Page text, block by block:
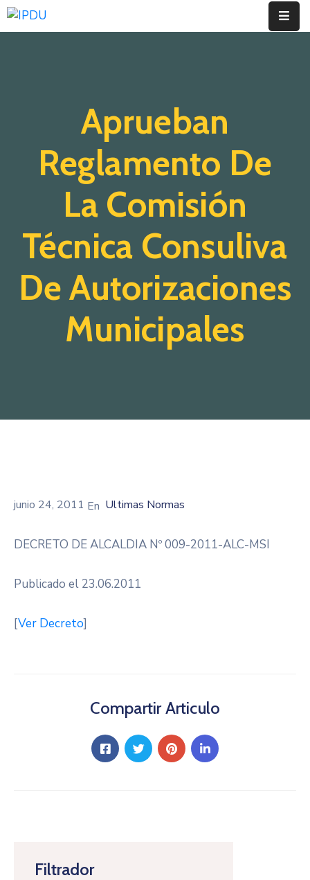
Legislación
Zonificación
Aprueban
Reglamento De
La Comisión
Técnica Consuliva
De Autorizaciones
Municipales
Filtrador
junio 24, 2011 Ultimas Normas
DECRETO DE ALCALDIA Nº 009-2011-ALC-MSI
Publicado el 23.06.2011
[Ver Decreto]
Compartir Articulo